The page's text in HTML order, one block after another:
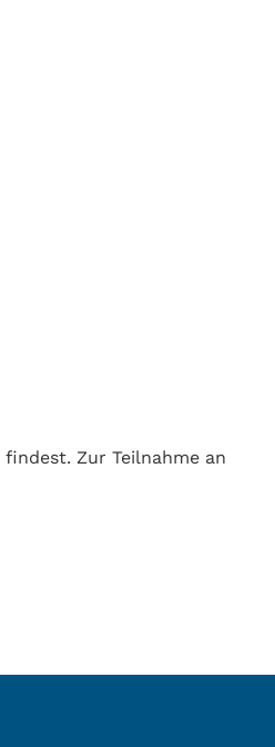
findest. Zur Teilnahme an